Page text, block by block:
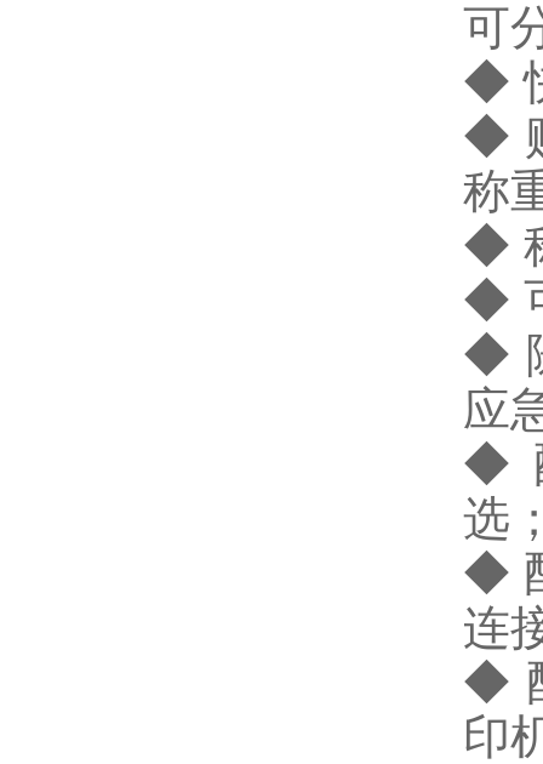
可
◆
◆
称
◆
◆
◆
应
◆
选
◆
连
◆
印